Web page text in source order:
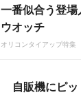
一番似合う登
ウオッチ
オリコンタイアップ特集
自販機にピ